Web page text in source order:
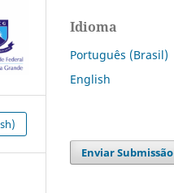
Idioma
Português (Brasil)
English
Enviar Submissão